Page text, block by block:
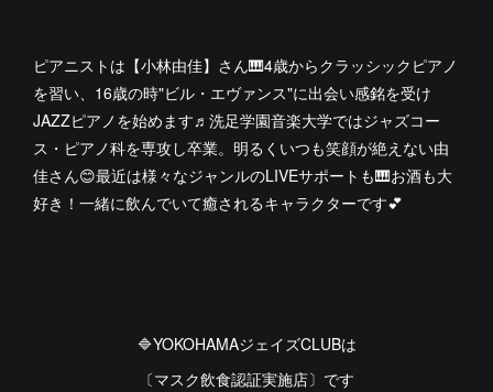
ピアニストは【小林由佳】さん🎹4歳からクラッシックピアノ
を習い、16歳の時"ビル・エヴァンス"に出会い感銘を受け
JAZZピアノを始めます♬洗足学園音楽大学ではジャズコー
ス・ピアノ科を専攻し卒業。明るくいつも笑顔が絶えない由
佳さん😊最近は様々なジャンルのLIVEサポートも🎹お酒も大
好き！一緒に飲んでいて癒されるキャラクターです💕
🔷YOKOHAMAジェイズCLUBは
〔マスク飲食認証実施店〕です